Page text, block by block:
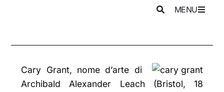
MENU
Cary Grant, nome d’arte di
Archibald Alexander Leach (Bristol, 18